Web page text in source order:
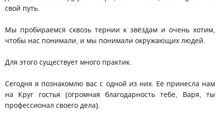
свой путь.
Мы пробираемся сквозь тернии к звёздам и очень хотим,
чтобы нас понимали, и мы понимали окружающих людей.
Для этого существует много практик.
Сегодня я познакомлю вас с одной из них. Её принесла нам
на Круг гостья (огромная благодарность тебе, Варя, ты
профессионал своего дела).